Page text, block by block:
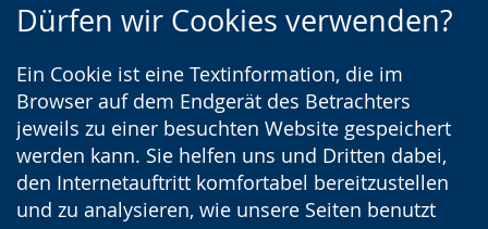
Dürfen wir Cookies verwenden?
Ein Cookie ist eine Textinformation, die im
Browser auf dem Endgerät des Betrachters
jeweils zu einer besuchten Website gespeichert
werden kann. Sie helfen uns und Dritten dabei,
den Internetauftritt komfortabel bereitzustellen
und zu analysieren, wie unsere Seiten benutzt